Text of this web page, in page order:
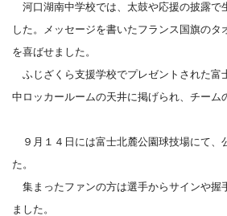
河口湖南中学校では、太鼓や応援の披露で
した。メッセージを書いたフランス国旗のタ
を喜ばせました。
ふじざくら支援学校でプレゼントされた富
中ロッカールームの天井に掲げられ、チーム
９月１４日には富士北麓公園球技場にて、
た。
集まったファンの方は選手からサインや握
ました。